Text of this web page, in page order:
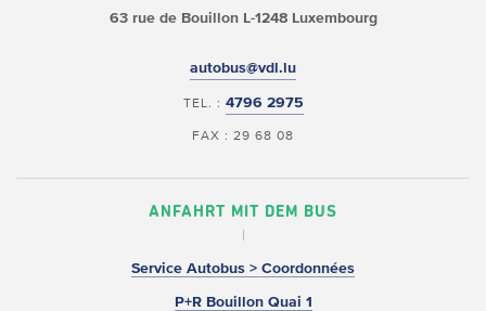
63 rue de BouillonL-1248 Luxembourg
autobus@vdl.lu
TEL. : 4796 2975
FAX : 29 68 08
ANFAHRT MIT DEM BUS
Service Autobus > Coordonnées
P+R Bouillon Quai 1